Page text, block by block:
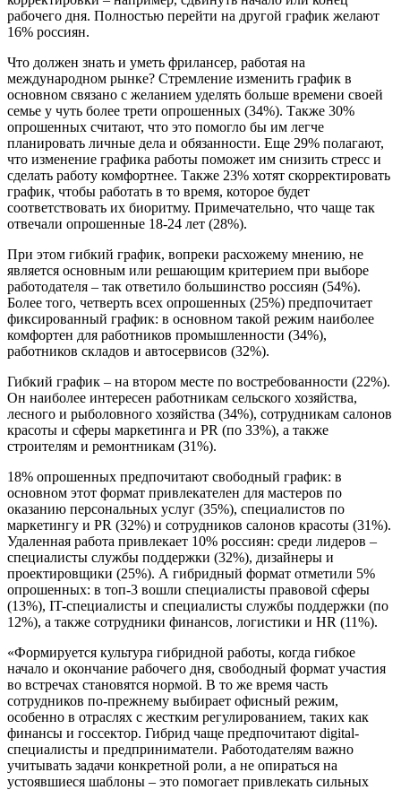
рабочего дня. Полностью перейти на другой график желают
16% россиян.
Что должен знать и уметь фрилансер, работая на
международном рынке? Стремление изменить график в
основном связано с желанием уделять больше времени своей
семье у чуть более трети опрошенных (34%). Также 30%
опрошенных считают, что это помогло бы им легче
планировать личные дела и обязанности. Еще 29% полагают,
что изменение графика работы поможет им снизить стресс и
сделать работу комфортнее. Также 23% хотят скорректировать
график, чтобы работать в то время, которое будет
соответствовать их биоритму. Примечательно, что чаще так
отвечали опрошенные 18-24 лет (28%).
При этом гибкий график, вопреки расхожему мнению, не
является основным или решающим критерием при выборе
работодателя – так ответило большинство россиян (54%).
Более того, четверть всех опрошенных (25%) предпочитает
фиксированный график: в основном такой режим наиболее
комфортен для работников промышленности (34%),
работников складов и автосервисов (32%).
Гибкий график – на втором месте по востребованности (22%).
Он наиболее интересен работникам сельского хозяйства,
лесного и рыболовного хозяйства (34%), сотрудникам салонов
красоты и сферы маркетинга и PR (по 33%), а также
строителям и ремонтникам (31%).
18% опрошенных предпочитают свободный график: в
основном этот формат привлекателен для мастеров по
оказанию персональных услуг (35%), специалистов по
маркетингу и PR (32%) и сотрудников салонов красоты (31%).
Удаленная работа привлекает 10% россиян: среди лидеров –
специалисты службы поддержки (32%), дизайнеры и
проектировщики (25%). А гибридный формат отметили 5%
опрошенных: в топ-3 вошли специалисты правовой сферы
(13%), IT-специалисты и специалисты службы поддержки (по
12%), а также сотрудники финансов, логистики и HR (11%).
«Формируется культура гибридной работы, когда гибкое
начало и окончание рабочего дня, свободный формат участия
во встречах становятся нормой. В то же время часть
сотрудников по-прежнему выбирает офисный режим,
особенно в отраслях с жестким регулированием, таких как
финансы и госсектор. Гибрид чаще предпочитают digital-
специалисты и предприниматели. Работодателям важно
учитывать задачи конкретной роли, а не опираться на
устоявшиеся шаблоны – это помогает привлекать сильных